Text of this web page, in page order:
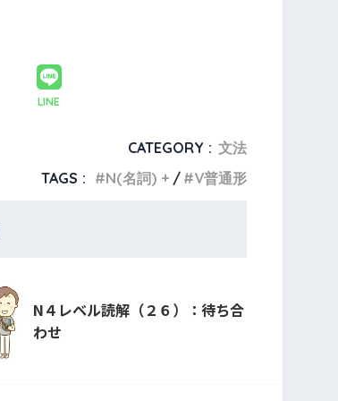
LINE
CATEGORY : 文法
TAGS :
N(名詞) + V普通形
N４レベル読解（２６）：待ち合
わせ